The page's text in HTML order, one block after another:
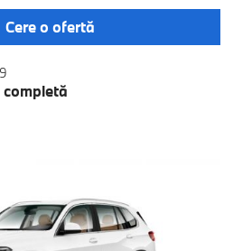
Cere o ofertă